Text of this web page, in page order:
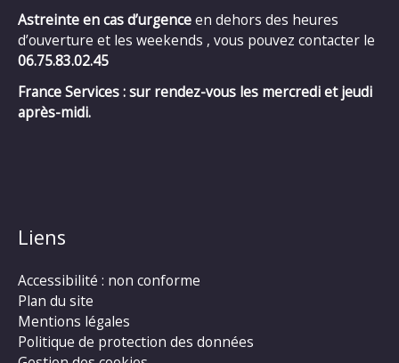
Astreinte en cas d’urgenceen dehors des heures
d’ouverture et les weekends , vous pouvez contacter le
06.75.83.02.45
France Services : sur rendez-vous les mercredi et jeudi
après-midi.
Liens
Accessibilité : non conforme
Plan du site
Mentions légales
Politique de protection des données